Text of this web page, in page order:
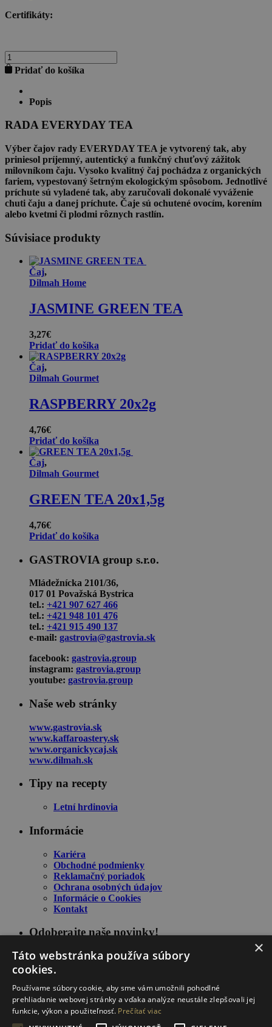
Certifikáty:
množstvo
ETS
ČIERNY
BEZKOFEÍNOVÝ
Pridať do košíka
Popis
RADA EVERYDAY TEA
Výber čajov rady EVERYDAY TEA je vytvorený tak, aby
priniesol príjemný, autentický a funkčný chuťový zážitok
milovníkom čaju. Vysoko kvalitný čaj pochádza z organických
fariem, vypestovaný šetrným ekologickým spôsobom. Jednotlivé
príchute sú vyladené tak, aby zaručovali dokonalé vyváženie
chuti čaju a danej príchute. Čaje sú ochutené ovocím, korením
alebo kvetmi či plodmi rôznych rastlín.
Súvisiace produkty
Čaj,
Dilmah Home
JASMINE GREEN TEA
3,27€
Pridať do košíka
Čaj,
Dilmah Gourmet
RASPBERRY 20x2g
4,76€
Pridať do košíka
Čaj,
Dilmah Gourmet
GREEN TEA 20x1,5g
4,76€
Pridať do košíka
GASTROVIA group s.r.o.
Mládežnícka 2101/36,
017 01 Považská Bystrica
tel.: +421 907 627 466
tel.: +421 948 101 476
tel.: +421 915 490 137
e-mail: gastrovia@gastrovia.sk
facebook: gastrovia.group
instagram: gastrovia.group
youtube: gastrovia.group
Naše web stránky
www.gastrovia.sk
www.kaffaroastery.sk
www.organickycaj.sk
www.dilmah.sk
Tipy na recepty
Letní hrdinovia
Informácie
Kariéra
Obchodné podmienky
Reklamačný poriadok
Ochrana osobných údajov
Informácie o Cookies
Kontakt
Odoberajte naše novinky!
×
Táto webstránka používa súbory
cookies.
Používame súbory cookie, aby sme vám umožnili pohodlné
prehliadanie webovej stránky a vďaka analýze neustále zlepšovali jej
funkcie, výkon a použiteľnosť. Prečítať viac